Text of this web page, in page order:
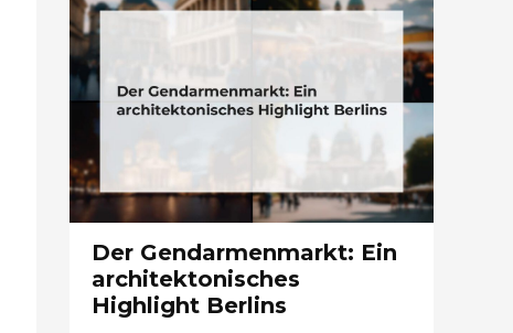
Der Gendarmenmarkt: Ein
architektonisches
Highlight Berlins